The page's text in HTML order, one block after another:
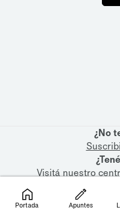
¿No
Visitá nuestro
Portada Apuntes